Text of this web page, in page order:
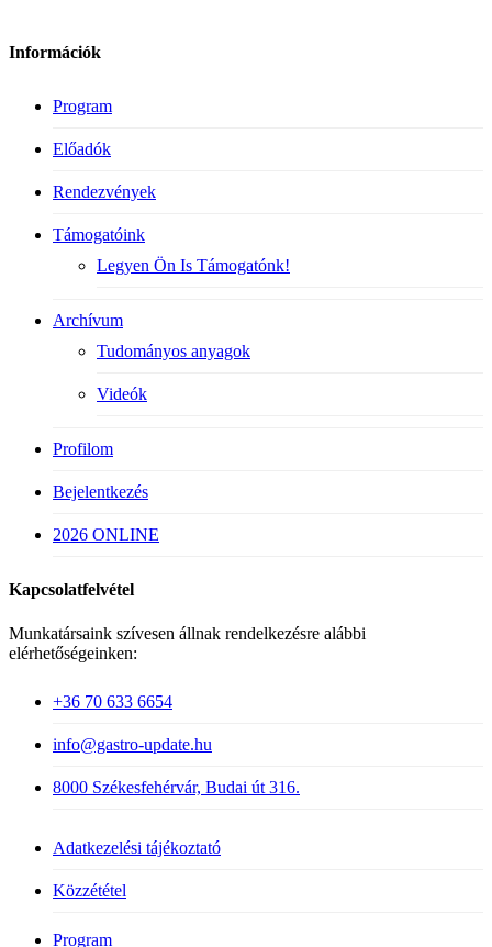
Információk
Program
Előadók
Rendezvények
Támogatóink
Legyen Ön Is Támogatónk!
Archívum
Tudományos anyagok
Videók
Profilom
Bejelentkezés
2026 ONLINE
Kapcsolatfelvétel
Munkatársaink szívesen állnak rendelkezésre alábbi
elérhetőségeinken:
+36 70 633 6654
info@gastro-update.hu
8000 Székesfehérvár, Budai út 316.
Adatkezelési tájékoztató
Közzététel
Close Program